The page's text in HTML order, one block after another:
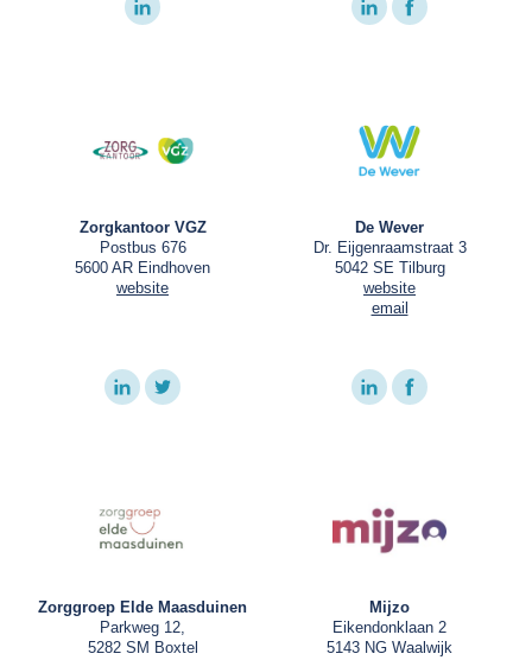
Zorgkantoor VGZ
Postbus 676
5600 AR Eindhoven
website
De Wever
Dr. Eijgenraamstraat 3
5042 SE Tilburg
website
email
Zorggroep Elde Maasduinen
Parkweg 12,
5282 SM Boxtel
Mijzo
Eikendonklaan 2
5143 NG Waalwijk